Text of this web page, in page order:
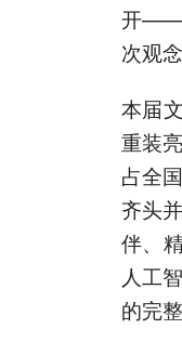
开——
次观
本届
重装
占全
齐头
伴、
人工
的完